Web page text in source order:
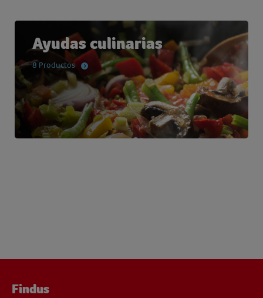
Ayudas culinarias
8 Productos
Findus